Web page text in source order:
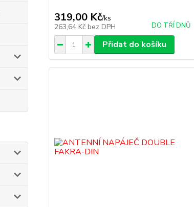
319,00 Kč/ks
263,64 Kč bez DPH DO TŘÍ DNŮ
Přidat do košíku